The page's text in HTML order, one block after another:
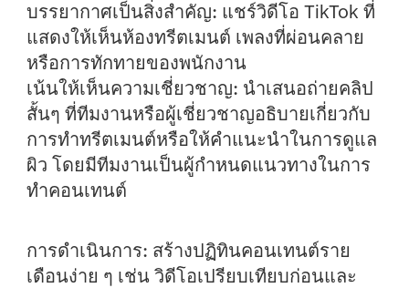
บรรยากาศเป็นสิ่งสำคัญ: แชร์วิดีโอ TikTok ที่
แสดงให้เห็นห้องทรีตเมนต์ เพลงที่ผ่อนคลาย
หรือการทักทายของพนักงาน
เน้นให้เห็นความเชี่ยวชาญ: นำเสนอถ่ายคลิป
สั้นๆ ที่ทีมงานหรือผู้เชี่ยวชาญอธิบายเกี่ยวกับ
การทำทรีตเมนต์หรือให้คำแนะนำในการดูแล
ผิว โดยมีทีมงานเป็นผู้กำหนดแนวทางในการ
ทำคอนเทนต์
การดำเนินการ: สร้างปฏิทินคอนเทนต์ราย
เดือนง่าย ๆ เช่น วิดีโอเปรียบเทียบก่อนและ